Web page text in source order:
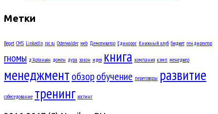
Метки
Beget CMS LinkedIn nic.ru Osterwalder web Демотиватор Единорог Книжный клуб бюджет ген.директор
гномы д'Артаньян домен дура закон идея книга компания кэмп менеджер
менеджмент обзоробучение переговоры развитие
собеседование тренинг хостинг